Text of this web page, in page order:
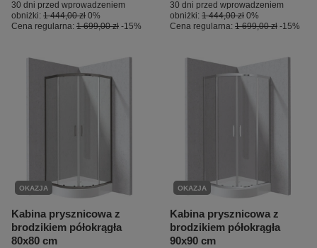
30 dni przed wprowadzeniem
obniżki: 1 444,00 zł 0%
Cena regularna: 1 699,00 zł -15%
30 dni przed wprowadzeniem
obniżki: 1 444,00 zł 0%
Cena regularna: 1 699,00 zł -15%
OKAZJA
Kabina prysznicowa z
brodzikiem półokrągła
80x80 cm
OKAZJA
Kabina prysznicowa z
brodzikiem półokrągła
90x90 cm